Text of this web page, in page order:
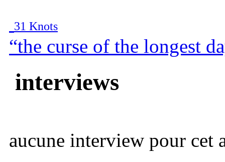
31 Knots
“the curse of the longest
interviews
aucune interview pour cet